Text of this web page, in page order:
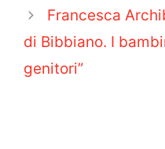
Francesca
di Bibbiano. I
genitori”